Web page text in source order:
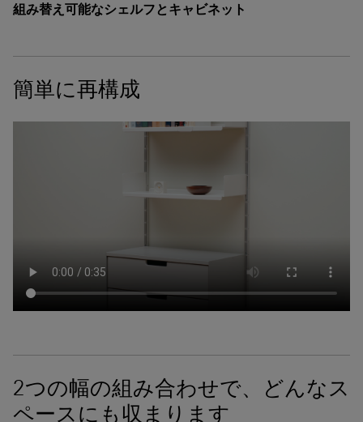
組み替え可能なシェルフとキャビネット
簡単に再構成
2つの幅の組み合わせで、どんなス
ペースにも収まります